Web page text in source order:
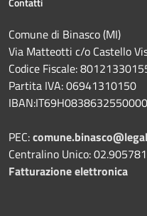
Comune di Binasco (MI)
Via Matteotti c/o Castello
Codice Fiscale:
Partita IVA: 06941310150
PEC:
Centralino Unico:
Fatturazione elettronica